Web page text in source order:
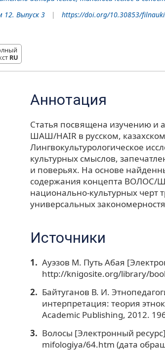
12. Выпуск 3
https://doi.org/10.30853/
RU
Аннотация
Статья посвящена изучению и
ШАШ/HAIR в русском,
Лингвокультурологическое
культурных смыслов,
и поверьях. На основе
содержания концепта ВОЛОС/
национально-культурных черт
универсальных
Источники
Ауэзов М. Путь Абая
http://knigosite.org/library/
Байтуганов В. И.
интерпретация: теория
Academic Publishing, 2012.
Волосы [Электронный
mifologiya/64.htm (дата